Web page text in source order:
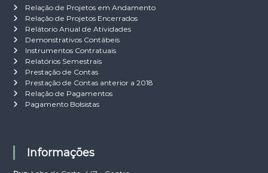
Relação de Projetos em Andamento
Relação de Projetos Encerrados
Relátorio Anual de Atividades
Demonstrativos Contábeis
Instrumentos Contratuais
Relatórios Semestrais
Prestação de Contas
Prestação de Contas anterior a 2018
Relação de Pagamentos
Pagamento Bolsistas
Informações